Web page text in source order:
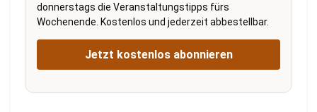
donnerstags die Veranstaltungstipps fürs
Wochenende. Kostenlos und jederzeit abbestellbar.
Jetzt kostenlos abonnieren